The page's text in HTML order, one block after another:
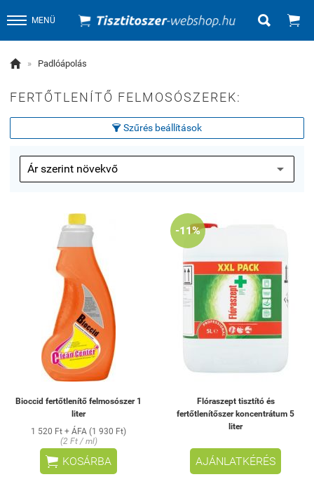
MENÜ  
 » Padlóápolás
FERTŐTLENÍTŐ FELMOSÓSZEREK:
 Szűrés beállítások
Bioccid fertőtlenítő felmosószer 1
liter
1 520 Ft + ÁFA (1 930 Ft)
(2 Ft / ml)
 KOSÁRBA
-11%
Flóraszept tisztító és
fertőtlenítőszer koncentrátum 5
liter
AJÁNLATKÉRÉS